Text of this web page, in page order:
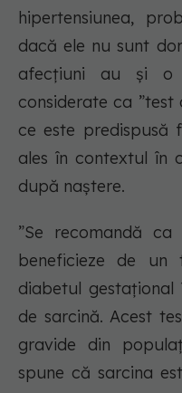
hipertensiunea,
dacă ele nu sunt
afecțiuni au și o
considerate ca
ce este predispusă
ales în contextul în
după naștere.
”Se recomandă
beneficieze de un
diabetul
de sarcină. Acest
gravide din
spune că sarcina